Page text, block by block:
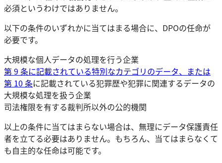
必須というわけではありません。
以下の条件のいずれかに当てはまる場合に、DPOの任命が
必要です。
大規模な個人データの処理を行う企業
第 9 条に記載されている特別なカテゴリのデータ、または
第 10 条に記載されている犯罪歴や犯罪に関連するデータの
大規模な処理を扱う企業
司法権限を有する裁判所以外の公的機関
以上の条件に当てはまらない場合は、無理にデータ保護責任
者を立てる必要はありません。もちろん、当てはまらなくて
も自主的な任命は可能です。